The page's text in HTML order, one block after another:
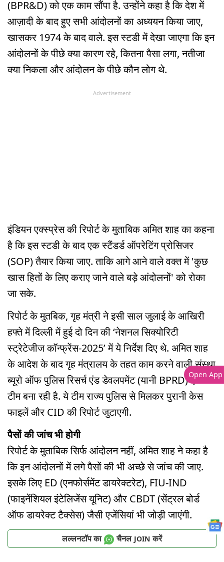
(BPR&D) को एक काम सौंपा है. उन्होंने कहा है कि देश में
आज़ादी के बाद हुए सभी आंदोलनों का अध्ययन किया जाए,
खासकर 1974 के बाद वाले. इस स्टडी में देखा जाएगा कि इन
आंदोलनों के पीछे क्या कारण रहे, कितना पैसा लगा, नतीजा
क्या निकला और आंदोलन के पीछे कौन लोग थे.
Advertisement
इंडियन एक्स्प्रेस की रिपोर्ट के मुताबिक अमित शाह का कहना
है कि इस स्टडी के बाद एक स्टैंडर्ड ऑपरेटिंग प्रोसिजर
(SOP) तैयार किया जाए. ताकि आगे आने वाले वक्त में 'कुछ
खास हितों के लिए कराए जाने वाले बड़े आंदोलनों' को रोका
जा सके.
रिपोर्ट के मुतबिक, गृह मंत्री ने इसी साल जुलाई के आखिरी
हफ्ते में दिल्ली में हुई दो दिन की ‘नेशनल सिक्योरिटी
स्ट्रेटेजीज कॉन्फ्रेंस-2025’ में ये निर्देश दिए थे. अमित शाह
के आदेश के बाद गृह मंत्रालय के तहत काम करने वाली संस्था
ब्यूरो ऑफ पुलिस रिसर्च एंड डेवलपमेंट (यानी BPRD) एक
टीम बना रही है. ये टीम राज्य पुलिस से मिलकर पुरानी केस
फाइलें और CID की रिपोर्ट जुटाएगी.
पैसों की जांच भी होगी
रिपोर्ट के मुताबिक सिर्फ आंदोलन नहीं, अमित शाह ने कहा है
कि इन आंदोलनों में लगे पैसों की भी अच्छे से जांच की जाए.
इसके लिए ED (एनफोर्समेंट डायरेक्टरेट), FIU-IND
(फाइनेंशियल इंटेलिजेंस यूनिट) और CBDT (सेंट्रल बोर्ड
ऑफ डायरेक्ट टैक्सेस) जैसी एजेंसियां भी जोड़ी जाएंगी.
लल्लनटॉप का चैनल JOIN करें
Open App